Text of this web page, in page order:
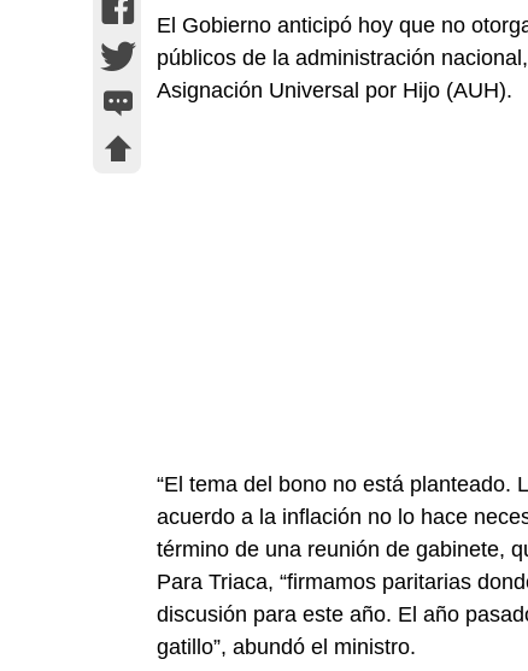
El Gobierno anticipó hoy que no
públicos de la administración
Asignación Universal por Hijo (AUH).
“El tema del bono no está planteado.
acuerdo a la inflación no lo hace
término de una reunión de gabinete,
Para Triaca, “firmamos paritarias
discusión para este año. El año
gatillo”, abundó el ministro.